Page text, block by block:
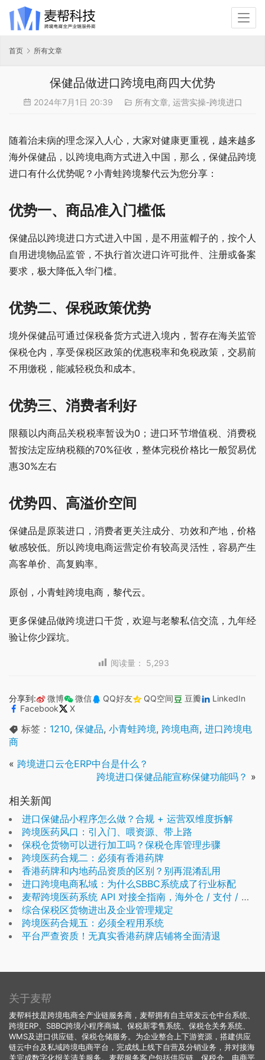
首页 所有文章
保健品做进口跨境电商四大优势
2024年7月1日 20:39 所有文章, 运营实操-跨境进口
随着治未病的理念深入人心，大家对健康更重视，越来越多
海外保健品，以跨境电商方式进入中国，那么，保健品跨境
进口有什么优势呢？小青蛙跨境黎代云为您分享：
优势一、商品准入门槛低
保健品以跨境进口方式进入中国，是不用蓝帽子的，按个人
自用进境物品监管，不执行首次进口许可批件、注册或备案
要求，极大降低入华门槛。
优势二、保税政策优势
境外保健品可通过保税备货方式进入境内，暂存在海关监管
保税仓内，享受保税区政策的优惠税率和免税政策，交易前
不用缴税，能减轻税负和成本。
优势三、消费者利好
限额以内商品关税税率暂设为0；进口环节增值税、消费税
暂按法定应纳税额的70%征收，整体完税价格比一般贸易优
惠30%左右
优势四、高溢价空间
保健品是原装进口，消费者更关注成分、功效和产地，价格
敏感较低。所以跨境电商运营定价有较高灵活性，容易产生
高客单价、高复购率。
原创，小青蛙跨境电商，黎代云。
更多保健品做跨境进口干货，欢迎与老黎私信交流，九年经
验让你少踩坑。
阅读量： 5,293
分享到: 微博 微信 QQ好友 QQ空间 豆瓣
LinkedIn
Facebook
X
标签： 1210, 保健品, 小青蛙跨境, 跨境电商, 进口跨境电
商
« 跨境进口云仓ERP中台是什么？
跨境进口保健品能宣称保健功能吗？ »
相关新闻
进口保健品小程序怎么做？合规 + 运营双维度拆解
跨境医药风口：引入门、喂资源、带上路
保税仓货物可以进行加工吗？保税仓库管理步骤
跨境医药合规二：必须有香港药牌
香港药牌和内地药品资质的区别？别再混淆乱用
进口跨境电商私域：为什么SBBC系统成了行业标配
麦帮跨境医药系统 API 对接全指南，海外仓 / 支付 / 互联网医院 / 多平台一键打通
综合保税区货物进出及企业管理规定
跨境医药合规五：必须全程用系统
平台严查资质！无真实香港药牌店铺将全面清退
关于麦帮
麦帮科技是跨境电商全产业链服务商，麦帮拥有自主研发云仓中台系统、
跨境ERP、SBBC跨境小程序商城、保税新零售系统、保税仓关务系统、
WMS及进口供应链、保税仓储服务。为企业整合上下游资源，搭建供应
链云中台及私域跨境电商平台，完成线上线下自营及分销业务，并对接海
关完成数字化报关清关服务。麦帮服务客户包括供应链、保税仓、电商平